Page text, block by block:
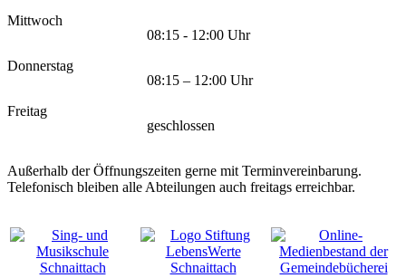
Mittwoch
08:15 - 12:00 Uhr
Donnerstag
08:15 – 12:00 Uhr
Freitag
geschlossen
Außerhalb der Öffnungszeiten gerne mit Terminvereinbarung.
Telefonisch bleiben alle Abteilungen auch freitags erreichbar.